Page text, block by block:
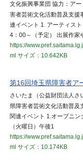
文化振興事業団 協力：ア
害者芸術文化活動普及支援
連イベント 1. アーティス
4：00～（予定） 出展作家
https://
ml サイズ：10.642KB
第16回埼玉県障害者ア
さいたま（公益財団法人さ
県障害者芸術文化活動普及
関連イベント 1.オープニ
（火曜日）午後1
https://
ml サイズ：10.174KB